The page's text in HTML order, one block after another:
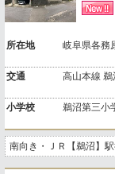
所在地 岐阜県各務
交通 高山本線
小学校 鵜沼第三小
南向き・ＪＲ【鵜沼】